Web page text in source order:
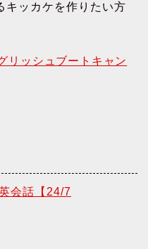
キッカケを作りたい方
リッシュブートキャン
会話【24/7